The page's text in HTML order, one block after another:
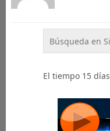
El tiempo 15 días